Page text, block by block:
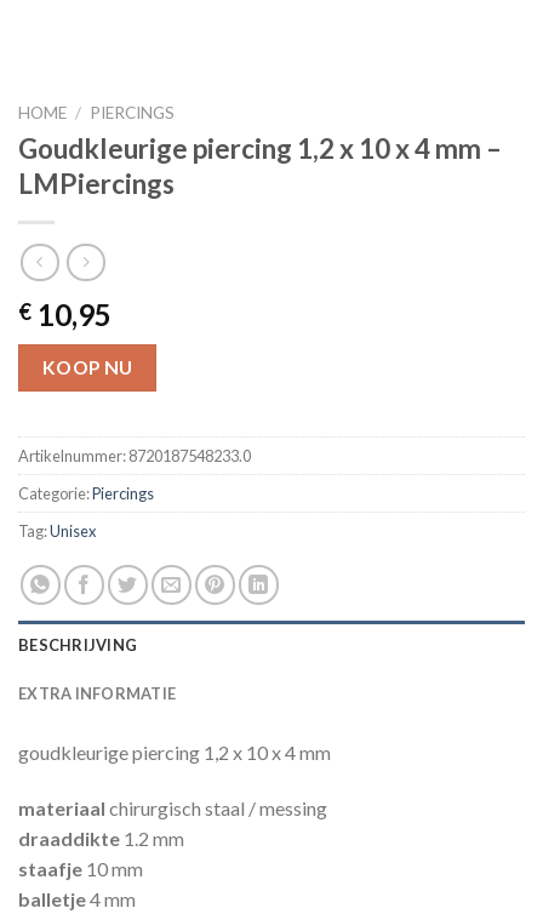
HOME / PIERCINGS
Goudkleurige piercing 1,2 x 10 x 4 mm –
LMPiercings
€ 10,95
KOOP NU
Artikelnummer:8720187548233.0
Categorie:Piercings
Tag:Unisex
BESCHRIJVING
EXTRA INFORMATIE
goudkleurige piercing 1,2 x 10 x 4 mm
materiaal chirurgisch staal / messing
draaddikte 1.2 mm
staafje 10 mm
balletje4 mm